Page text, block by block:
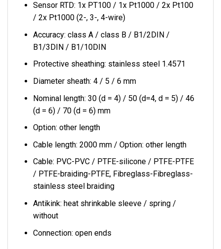
Sensor RTD: 1x PT100 / 1x Pt1000 / 2x Pt100
/ 2x Pt1000 (2-, 3-, 4-wire)
Accuracy: class A / class B / B1/2DIN /
B1/3DIN / B1/10DIN
Protective sheathing: stainless steel 1.4571
Diameter sheath: 4 / 5 / 6 mm
Nominal length: 30 (d = 4) / 50 (d=4, d = 5) / 46
(d = 6) / 70 (d = 6) mm
Option: other length
Cable length: 2000 mm / Option: other length
Cable: PVC-PVC / PTFE-silicone / PTFE-PTFE
/ PTFE-braiding-PTFE, Fibreglass-Fibreglass-
stainless steel braiding
Antikink: heat shrinkable sleeve / spring /
without
Connection: open ends